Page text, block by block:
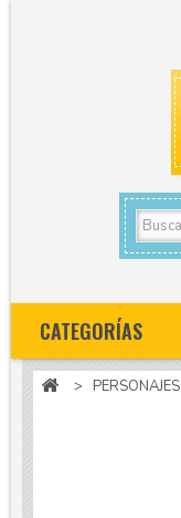
CATEGORÍAS
> PERSONAJES